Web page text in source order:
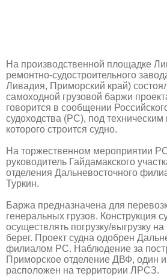
На производственной площадке
ремонтно-судостроительного
Ливадия, Приморский край)
самоходной грузовой баржи
говорится в сообщении
судоходства (РС), под
которого строится судно.
На торжественном мероприятии
руководитель Гайдамакского
отделения Дальневосточного
Туркин.
Баржа предназначена для
генеральных грузов. Конструкция
осуществлять погрузку/выгрузку
берег. Проект судна одобрен
филиалом РС. Наблюдение за
Приморское отделение ДВФ, один
расположен на территории ЛРСЗ.